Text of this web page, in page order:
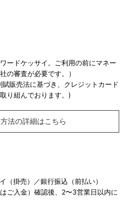
ードケッサイ。ご利用の前にマネー
の審査が必要です。）
賦販売法に基づき、クレジットカード
り組んでおります。)
法の詳細はこちら
掛売）／銀行振込（前払い）
ご入金）確認後、2〜3営業日以内に